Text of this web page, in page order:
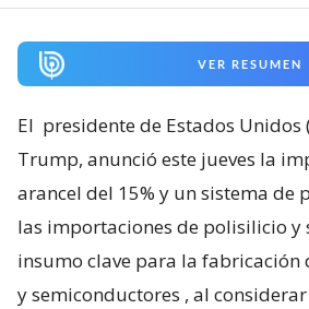
VER RESUMEN
El presidente de Estados Unidos
Trump, anunció este jueves la
arancel del 15% y un sistema de
las importaciones de polisilicio y
insumo clave para la fabricación
y semiconductores , al